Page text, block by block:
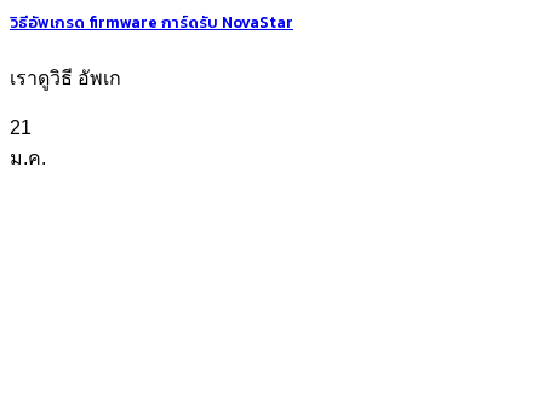
วิธีอัพเกรด firmware การ์ดรับ NovaStar
เราดูวิธี อัพเก
21
ม.ค.